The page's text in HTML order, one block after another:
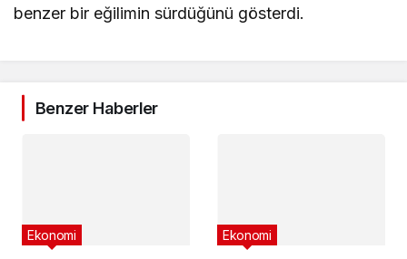
benzer bir eğilimin sürdüğünü gösterdi.
Benzer Haberler
Ekonomi Ekonomi